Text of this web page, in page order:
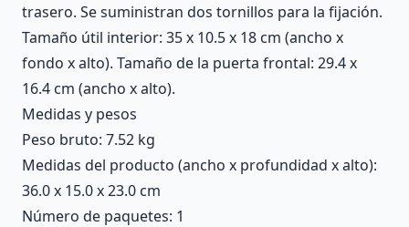
trasero. Se suministran dos tornillos para la fijación.
Tamaño útil interior: 35 x 10.5 x 18 cm (ancho x
fondo x alto). Tamaño de la puerta frontal: 29.4 x
16.4 cm (ancho x alto).
Medidas y pesos
Peso bruto: 7.52 kg
Medidas del producto (ancho x profundidad x alto):
36.0 x 15.0 x 23.0 cm
Número de paquetes: 1